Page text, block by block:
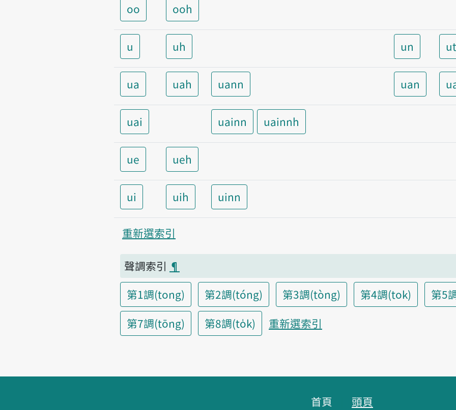
oo ooh
u uh un ut
ua uah uann uan
uai uainn uainnh
ue ueh
ui uih uinn
重新選索引
聲調索引 ¶
第1調(tong)
第2調(tóng) 第3調(tòng) 第4調(tok)
第5
第7調(tōng)
第8調(to̍k) 重新選索引
首頁 頭頁